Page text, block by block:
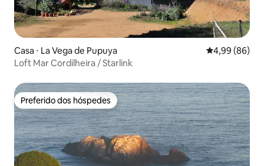
Casa ⋅ La Vega de Pupuya 4,99 de uma
4,99 (86)
Loft Mar Cordilheira / Starlink
Preferido dos hóspedes
Preferido dos hóspedes